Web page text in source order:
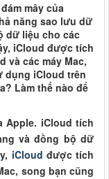
mây của
năng sao lưu dữ
dữ liệu cho các
iCloud được tích
và các máy Mac,
dụng iCloud trên
Làm thế nào để
Apple. iCloud tích
và đồng bộ dữ
iCloud được tích
song bạn cũng